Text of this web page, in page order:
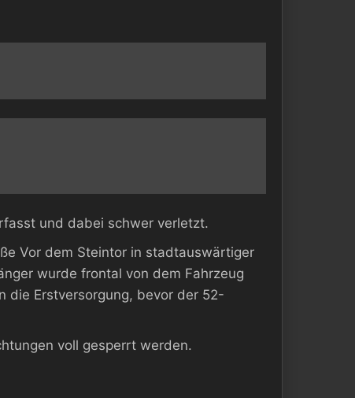
und dabei schwer verletzt.
Vor dem Steintor in stadtauswärtiger
wurde frontal von dem Fahrzeug
die Erstversorgung, bevor der 52-
voll gesperrt werden.